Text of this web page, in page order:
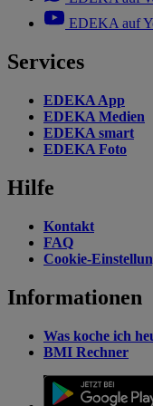
EDEKA auf
Services
EDEKA App
EDEKA Medien
EDEKA smart
EDEKA Foto
Hilfe
Kontakt
FAQ
Cookie-
Informationen
Was koche ich
BMI Rechner